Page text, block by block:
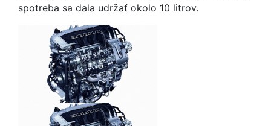
spotreba sa dala udržať okolo 10 litrov.